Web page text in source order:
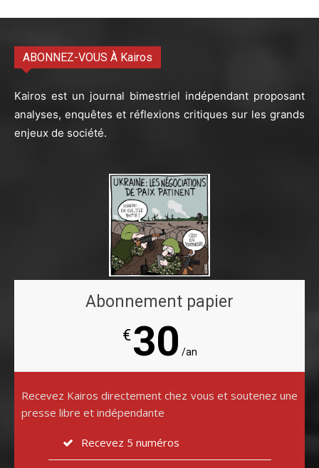
ABONNEZ-VOUS À Kairos
Kairos est un journal bimestriel indépendant proposant
analyses, enquêtes et réflexions critiques sur les grands
enjeux de société.
Abonnement papier
€30 /an
Recevez Kairos directement chez vous et soutenez une
presse libre et indépendante
Recevez 5 numéros